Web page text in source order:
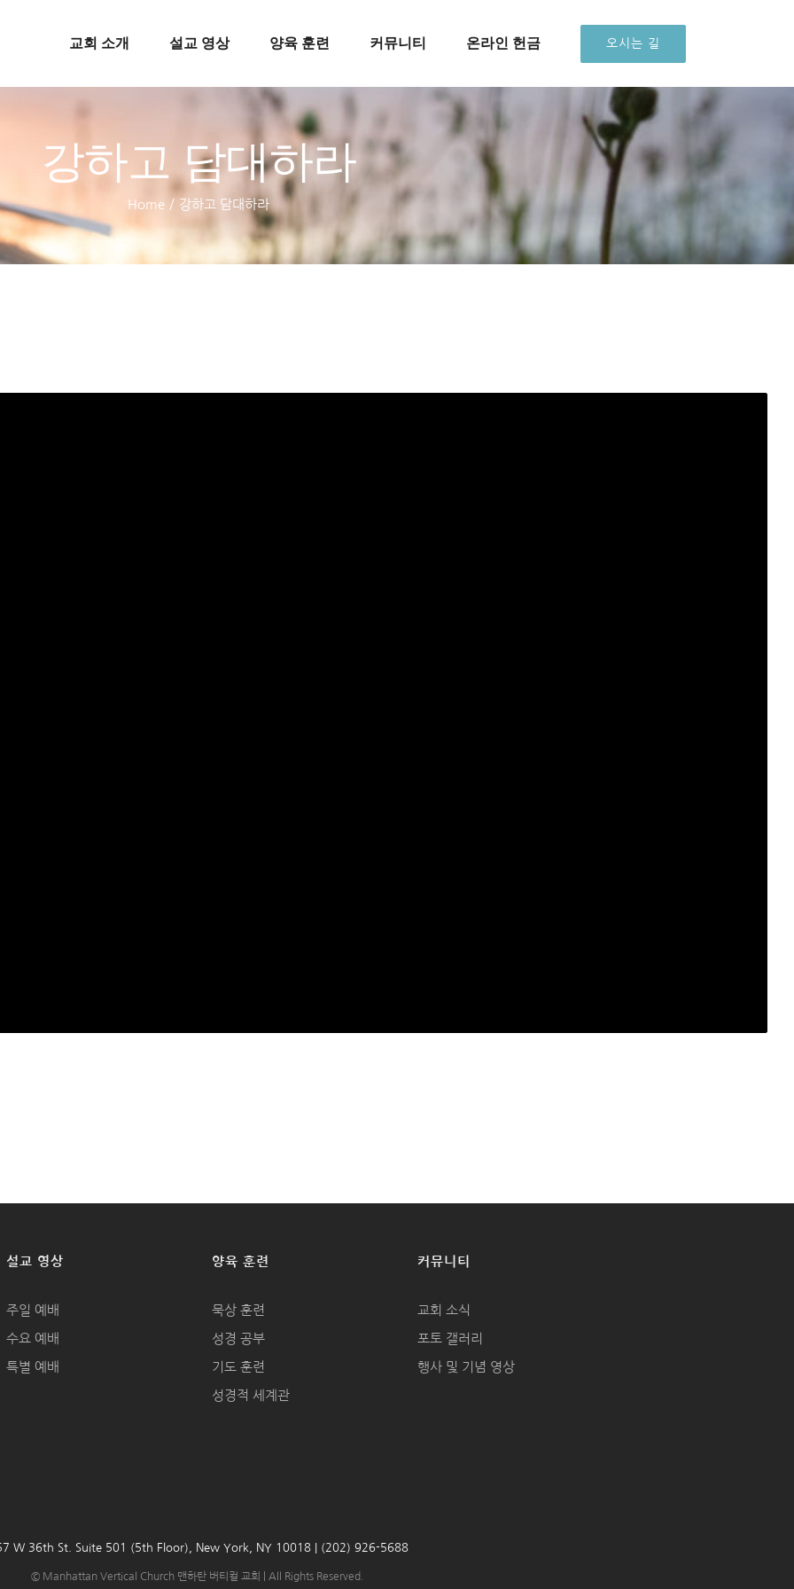
교회 소개 설교 영상 양육 훈련 커뮤니티 온라인 헌금 오시는 길
강하고 담대하라
Home / 강하고 담대하라
설교 영상
주일 예배
수요 예배
특별 예배
양육 훈련
묵상 훈련
성경 공부
기도 훈련
성경적 세계관
커뮤니티
교회 소식
포토 갤러리
행사 및 기념 영상
W 36th St. Suite 501 (5th Floor), New York, NY 10018 | (202) 926-5688
© Manhattan Vertical Church 맨하탄 버티컬 교회 | All Rights Reserved.